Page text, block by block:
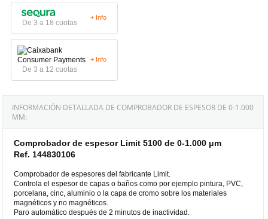
De 3 a 18 cuotas
+ Info
De 3 a 12 cuotas
+ Info
INFORMACIÓN DETALLADA DE COMPROBADOR DE ESPESOR DE 0-1.000
ΜM:
Comprobador de espesor Limit 5100 de 0-1.000 μm
Ref. 144830106
Comprobador de espesores del fabricante Limit.
Controla el espesor de capas o baños como por ejemplo pintura, PVC,
porcelana, cinc, aluminio o la capa de cromo sobre los materiales
magnéticos y no magnéticos.
Paro automático después de 2 minutos de inactividad.